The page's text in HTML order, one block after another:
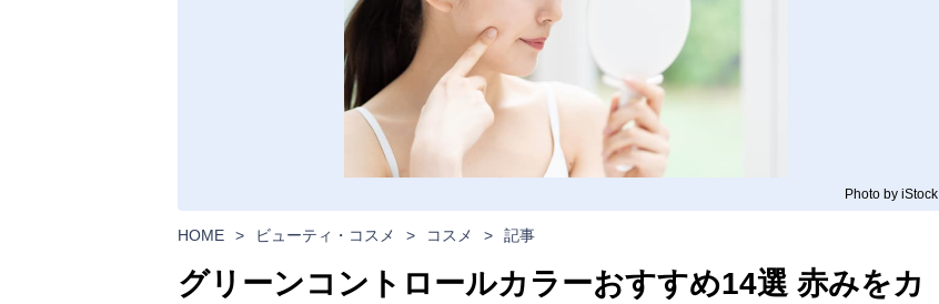
Photo by iStock
HOME > ビューティ・コスメ > コスメ > 記事
グリーンコントロールカラーおすすめ14選 赤みをカ